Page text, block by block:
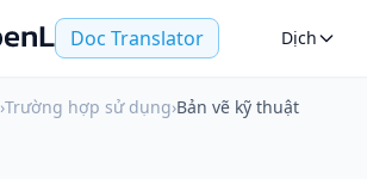
Doc Translator Dịch
›Trường hợp sử dụng›Bản vẽ kỹ thuật